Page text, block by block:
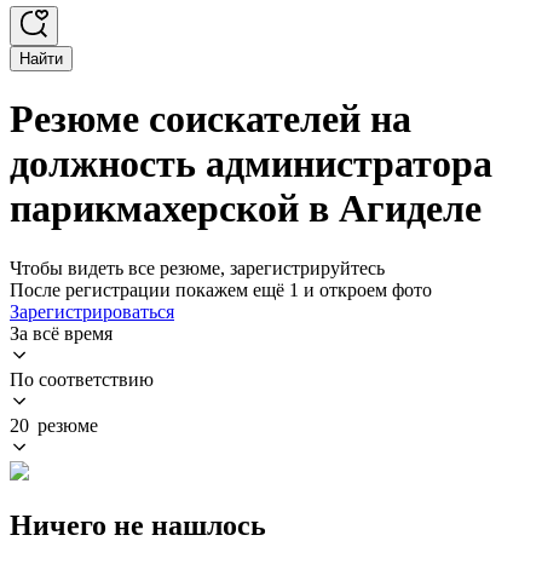
Найти
Резюме соискателей на
должность администратора
парикмахерской в Агиделе
Чтобы видеть все резюме, зарегистрируйтесь
После регистрации покажем ещё 1 и откроем фото
Зарегистрироваться
За всё время
По соответствию
20 резюме
Ничего не нашлось